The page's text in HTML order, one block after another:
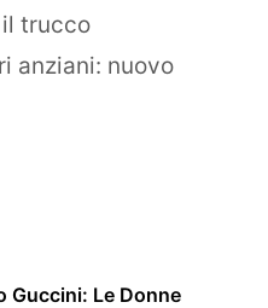
il trucco
anziani: nuovo
Guccini: Le Donne